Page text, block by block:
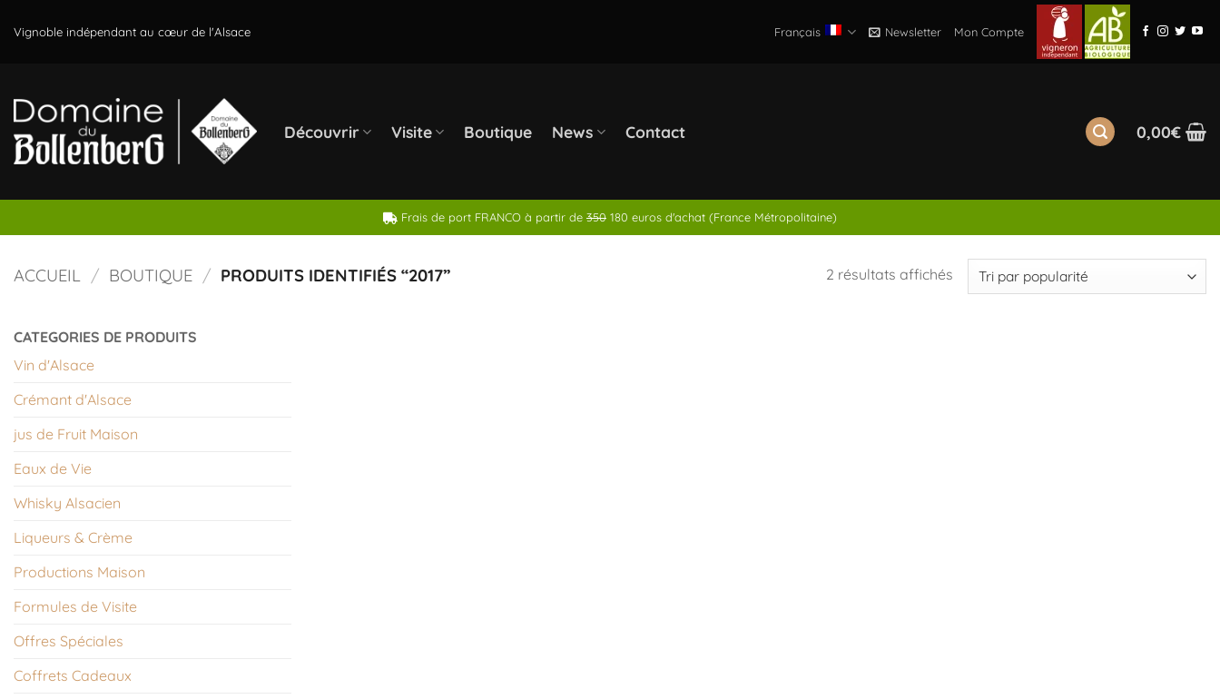
auVignoble indépendant au cœur de l'Alsace Français Newsletter Mon Compte
Découvrir Visite Boutique News Contact 0,00€
Frais de port FRANCO à partir de 350 180 euros d'achat (France Métropolitaine)
ACCUEIL / BOUTIQUE / PRODUITS IDENTIFIÉS “2017” 2 résultats affichésTrié
par
CATEGORIES DE PRODUITS
Vin d'Alsace
Crémant d'Alsace
jus de Fruit Maison
Eaux de Vie
Whisky Alsacien
Liqueurs & Crème
Productions Maison
Formules de Visite
Offres Spéciales
Coffrets Cadeaux